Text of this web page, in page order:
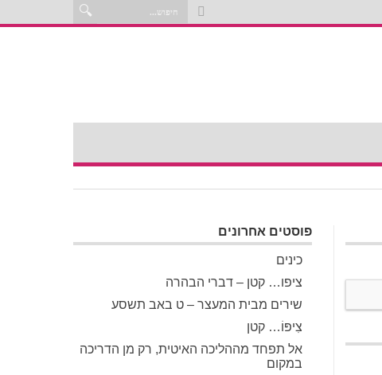
פוסטים אחרונים
כינים
ציפו… קטן – דברי הבהרה
שירים מבית המעצר – ט באב תשסע
צִיפּוֹ… קטן
אל תפחד מההליכה האיטית, רק מן הדריכה
במקום